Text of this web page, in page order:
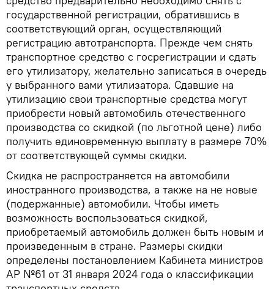
государственной регистрации, обратившись в
соответствующий орган, осуществляющий
регистрацию автотранспорта. Прежде чем снять
транспортное средство с госрегистрации и сдать
его утилизатору, желательно записаться в очередь
у выбранного вами утилизатора. Сдавшие на
утилизацию свои транспортные средства могут
приобрести новый автомобиль отечественного
производства со скидкой (по льготной цене) либо
получить единовременную выплату в размере 70%
от соответствующей суммы скидки.
Скидка не распространяется на автомобили
иностранного производства, а также на не новые
(подержанные) автомобили. Чтобы иметь
возможность воспользоваться скидкой,
приобретаемый автомобиль должен быть новым и
произведенным в стране. Размеры скидки
определены постановлением Кабинета министров
АР №61 от 31 января 2024 года о классификации